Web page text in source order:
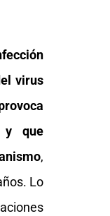
virus
y que
,
Lo